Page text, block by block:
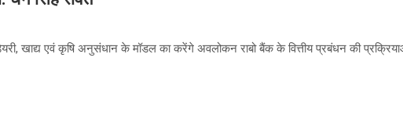
खाद्य एवं कृषि अनुसंधान के मॉडल का करेंगे अवलोकन राबो बैंक के वित्तीय प्रबंधन की